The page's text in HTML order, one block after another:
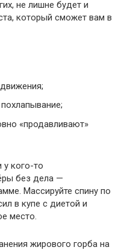
не лишне будет и
который сможет вам в
«продавливают»
у кого-то
без дела —
Массируйте спину по
в купе с диетой и
место.
жирового горба на